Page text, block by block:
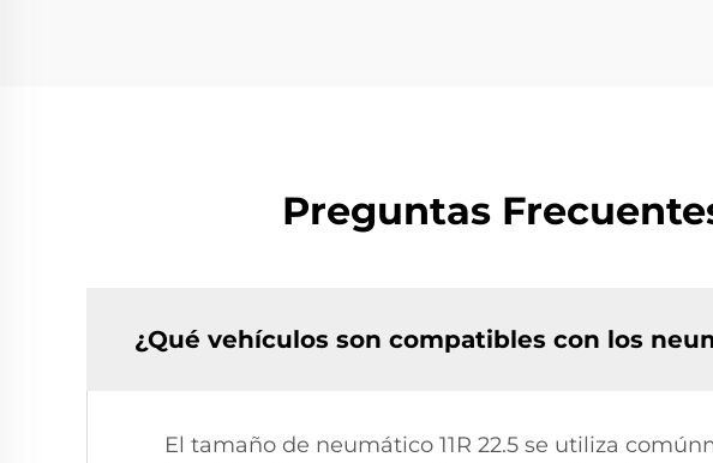
Preguntas
¿Qué vehículos son compatibles con los
El tamaño de neumático 11R 22.5 se utiliza